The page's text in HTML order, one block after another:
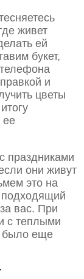
живет
ей
букет,
и
цветы
ее
праздниками
они живут
это на
вас. При
с теплыми
было еще